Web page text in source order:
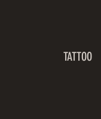
TATTOO